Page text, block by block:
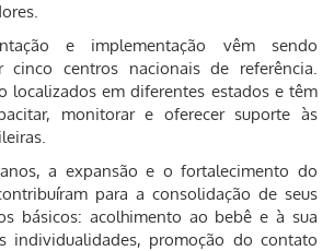
e implementação vêm sendo
cinco centros nacionais de referência.
localizados em diferentes estados e têm
monitorar e oferecer suporte às
a expansão e o fortalecimento do
para a consolidação de seus
básicos: acolhimento ao bebê e à sua
individualidades, promoção do contato